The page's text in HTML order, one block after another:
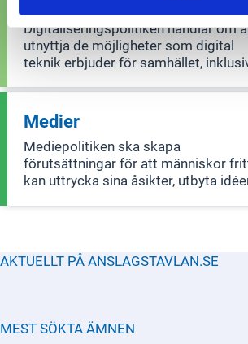
Digitaliseringspolitiken handlar om
utnyttja de möjligheter som digital
teknik erbjuder för samhället,
offentlig sektor. Ett viktigt mål är att
digitalisera offentliga tjänster så att
blir enklare, ö
Medier
Mediepolitiken ska skapa
förutsättningar för att människor
kan uttrycka sina åsikter, utbyta
omfattar tidningar, radio, tv och skydd
AKTUELLT PÅ ANSLAGSTAVLAN.SE
MEST SÖKTA ÄMNEN